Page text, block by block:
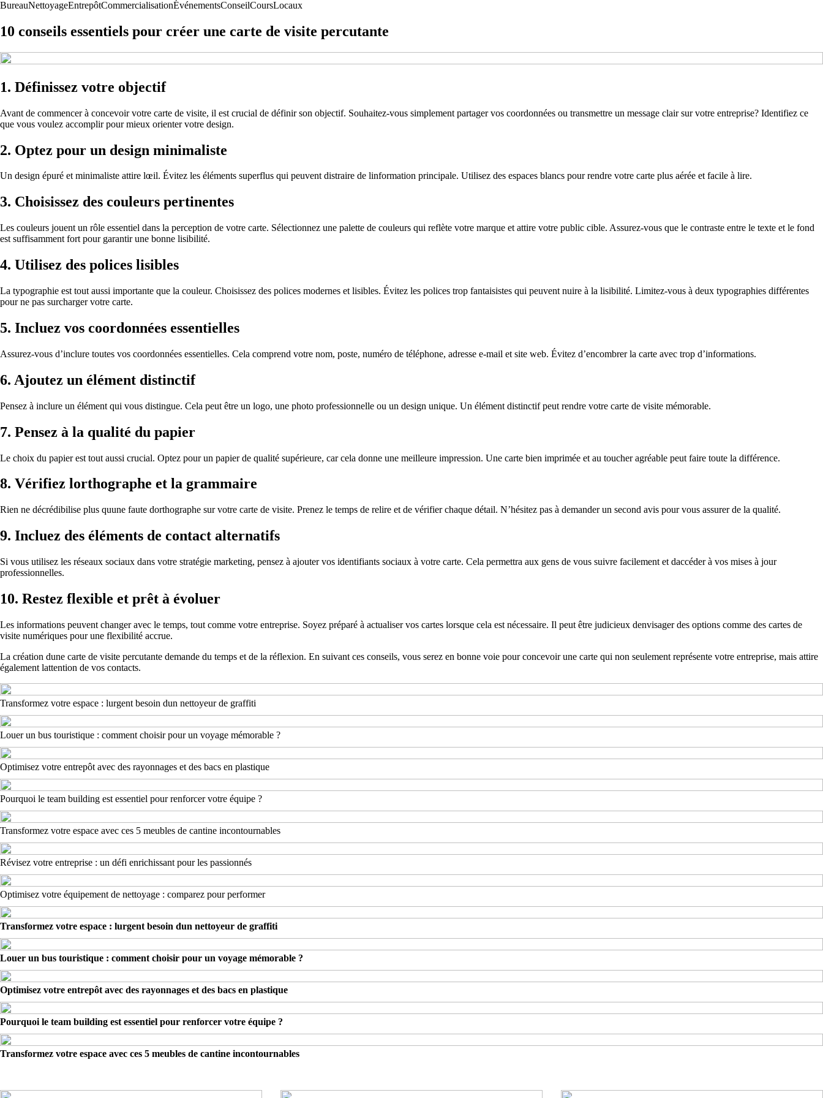
BureauNettoyageEntrepôtCommercialisationÉvénementsConseilCoursLocaux
10 conseils essentiels pour créer une carte de visite percutante
1. Définissez votre objectif
Avant de commencer à concevoir votre carte de visite, il est crucial de définir son objectif. Souhaitez-vous simplement partager vos coordonnées ou transmettre un message clair sur votre entreprise? Identifiez ce
que vous voulez accomplir pour mieux orienter votre design.
2. Optez pour un design minimaliste
Un design épuré et minimaliste attire lœil. Évitez les éléments superflus qui peuvent distraire de linformation principale. Utilisez des espaces blancs pour rendre votre carte plus aérée et facile à lire.
3. Choisissez des couleurs pertinentes
Les couleurs jouent un rôle essentiel dans la perception de votre carte. Sélectionnez une palette de couleurs qui reflète votre marque et attire votre public cible. Assurez-vous que le contraste entre le texte et le fond
est suffisamment fort pour garantir une bonne lisibilité.
4. Utilisez des polices lisibles
La typographie est tout aussi importante que la couleur. Choisissez des polices modernes et lisibles. Évitez les polices trop fantaisistes qui peuvent nuire à la lisibilité. Limitez-vous à deux typographies différentes
pour ne pas surcharger votre carte.
5. Incluez vos coordonnées essentielles
Assurez-vous d’inclure toutes vos coordonnées essentielles. Cela comprend votre nom, poste, numéro de téléphone, adresse e-mail et site web. Évitez d’encombrer la carte avec trop d’informations.
6. Ajoutez un élément distinctif
Pensez à inclure un élément qui vous distingue. Cela peut être un logo, une photo professionnelle ou un design unique. Un élément distinctif peut rendre votre carte de visite mémorable.
7. Pensez à la qualité du papier
Le choix du papier est tout aussi crucial. Optez pour un papier de qualité supérieure, car cela donne une meilleure impression. Une carte bien imprimée et au toucher agréable peut faire toute la différence.
8. Vérifiez lorthographe et la grammaire
Rien ne décrédibilise plus quune faute dorthographe sur votre carte de visite. Prenez le temps de relire et de vérifier chaque détail. N’hésitez pas à demander un second avis pour vous assurer de la qualité.
9. Incluez des éléments de contact alternatifs
Si vous utilisez les réseaux sociaux dans votre stratégie marketing, pensez à ajouter vos identifiants sociaux à votre carte. Cela permettra aux gens de vous suivre facilement et daccéder à vos mises à jour
professionnelles.
10. Restez flexible et prêt à évoluer
Les informations peuvent changer avec le temps, tout comme votre entreprise. Soyez préparé à actualiser vos cartes lorsque cela est nécessaire. Il peut être judicieux denvisager des options comme des cartes de
visite numériques pour une flexibilité accrue.
La création dune carte de visite percutante demande du temps et de la réflexion. En suivant ces conseils, vous serez en bonne voie pour concevoir une carte qui non seulement représente votre entreprise, mais attire
également lattention de vos contacts.
Transformez votre espace : lurgent besoin dun nettoyeur de graffiti
Louer un bus touristique : comment choisir pour un voyage mémorable ?
Optimisez votre entrepôt avec des rayonnages et des bacs en plastique
Pourquoi le team building est essentiel pour renforcer votre équipe ?
Transformez votre espace avec ces 5 meubles de cantine incontournables
Révisez votre entreprise : un défi enrichissant pour les passionnés
Optimisez votre équipement de nettoyage : comparez pour performer
Transformez votre espace : lurgent besoin dun nettoyeur de graffiti
Louer un bus touristique : comment choisir pour un voyage mémorable ?
Optimisez votre entrepôt avec des rayonnages et des bacs en plastique
Pourquoi le team building est essentiel pour renforcer votre équipe ?
Transformez votre espace avec ces 5 meubles de cantine incontournables